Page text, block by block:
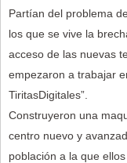
Partían del problema
los que se vive la
acceso de las nuevas
empezaron a trabajar
TiritasDigitales”.
Construyeron una
centro nuevo y
población a la que